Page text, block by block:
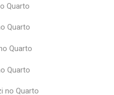
Quarto
Quarto
Quarto
Quarto
no Quarto